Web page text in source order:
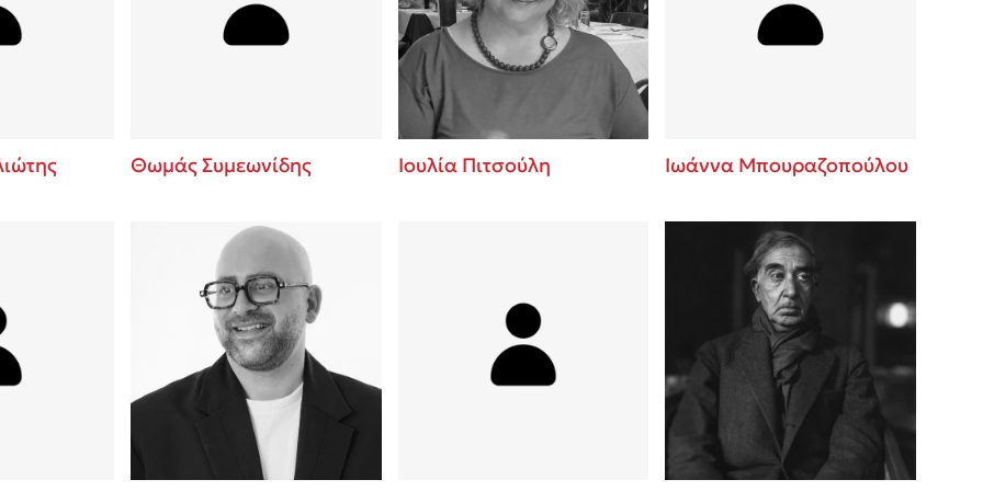
Εύκολη συνταγή για chicken BBQ pizza
από τον Άκη Πετρετζίκη!
3 βιβλία που μπορείς να διαβάσεις σε
Διακοπές με τα παιδιά: Η ανάγκη μας για
παύση σε μετωπική σύγκρουση με τη
τεστ και ανακάλυψε την τάση σου!
Θωμάς Συμεωνίδης Ιουλία Πιτσούλη Ιωάννα Μπουραζοπούλου